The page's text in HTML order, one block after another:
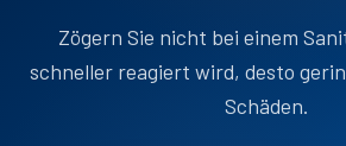
Zögern Sie nicht bei einem
schneller reagiert wird, desto
Schäden.